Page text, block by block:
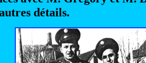
détails.